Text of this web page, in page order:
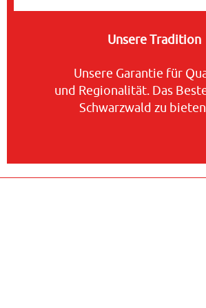
Unsere Tradition
Unsere Garantie für
und Regionalität. Das
Schwarzwald zu